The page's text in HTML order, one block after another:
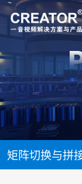
矩阵切换与拼